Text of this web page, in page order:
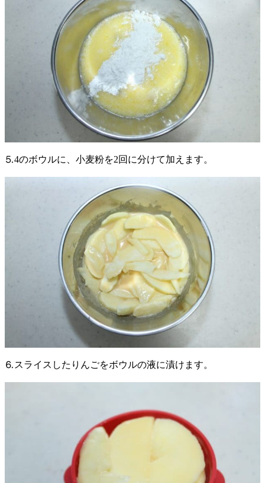
⒌4のボウルに、小麦粉を2回に分けて加えます。
⒍スライスしたりんごをボウルの液に漬けます。